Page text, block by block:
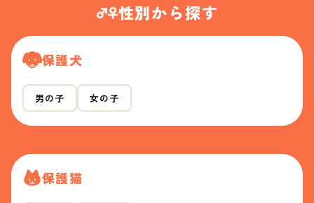
性別から探す
保護犬
男の子 女の子
保護猫